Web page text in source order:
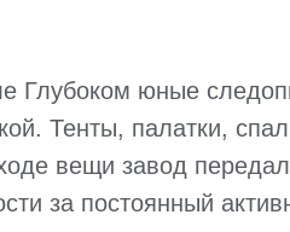
Глубоком юные
Тенты, палатки,
вещи завод
за постоянный